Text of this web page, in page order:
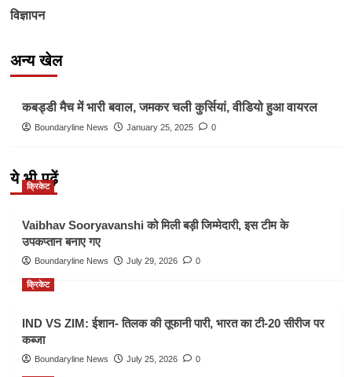
विज्ञापन
अन्य खेल
Other Sports
कबड्डी मैच में भारी बवाल, जमकर चली कुर्सियां, वीडियो हुआ वायरल
Boundaryline News January 25, 2025 0
ये भी पढ़ें
क्रिकेट
Vaibhav Sooryavanshi को मिली बड़ी जिम्मेदारी, इस टीम के
उपकप्तान बनाए गए
Boundaryline News July 29, 2026 0
क्रिकेट
IND VS ZIM: ईशान- तिलक की तूफानी पारी, भारत का टी-20 सीरीज पर
कब्जा
Boundaryline News July 25, 2026 0